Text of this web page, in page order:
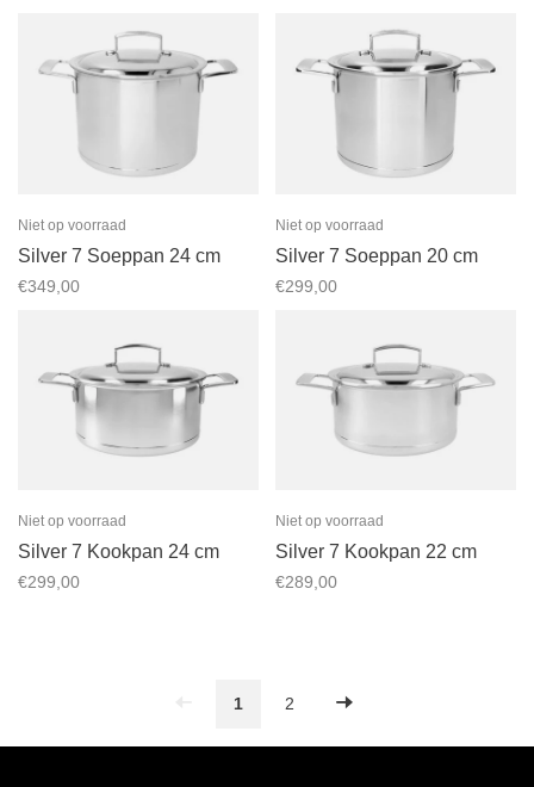
Niet op voorraad
Silver 7 Soeppan 24 cm
€349,00
Niet op voorraad
Silver 7 Soeppan 20 cm
€299,00
Niet op voorraad
Silver 7 Kookpan 24 cm
€299,00
Niet op voorraad
Silver 7 Kookpan 22 cm
€289,00
1 2